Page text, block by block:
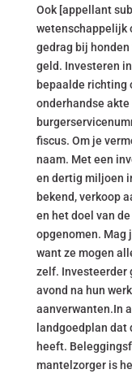
Ook [appellant
wetenschappelijk
gedrag bij
geld. Investeren
bepaalde richting
onderhandse
fiscus. Om je
naam. Met een
en dertig miljoen
bekend, verkoop
en het doel van
opgenomen. Mag
want ze mogen
zelf. Investeerder
avond na hun
aanverwanten.In
landgoedplan dat
heeft.
mantelzorger is